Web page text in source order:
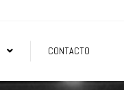
CONTACTO